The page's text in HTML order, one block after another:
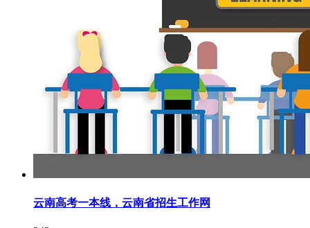
云南高考一本线，云南省招生工作网